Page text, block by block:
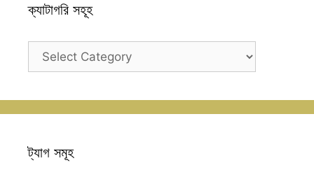
ক্যাটাগরি সহূহ
ক্যাটাগরি
ট্যাগ সমূহ